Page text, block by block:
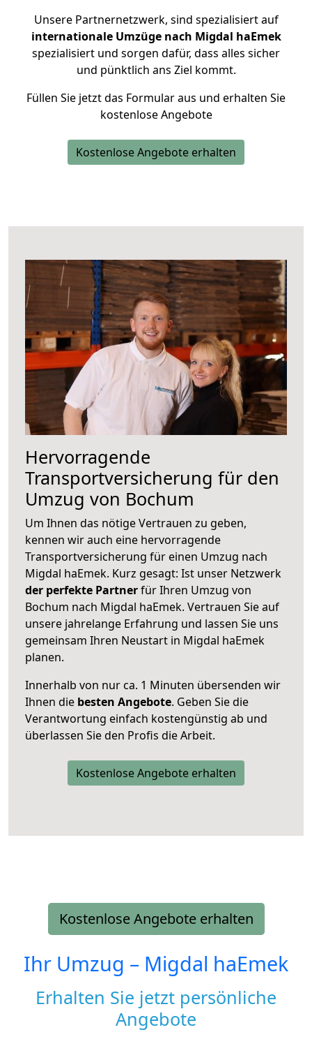
Unsere Partnernetzwerk, sind spezialisiert auf
internationale Umzüge nach Migdal haEmek
spezialisiert und sorgen dafür, dass alles sicher
und pünktlich ans Ziel kommt.
Füllen Sie jetzt das Formular aus und erhalten Sie
kostenlose Angebote
Kostenlose Angebote erhalten
Hervorragende
Transportversicherung für den
Umzug von Bochum
Um Ihnen das nötige Vertrauen zu geben,
kennen wir auch eine hervorragende
Transportversicherung für einen Umzug nach
Migdal haEmek. Kurz gesagt: Ist unser Netzwerk
der perfekte Partnerfür Ihren Umzug von
Bochum nach Migdal haEmek. Vertrauen Sie auf
unsere jahrelange Erfahrung und lassen Sie uns
gemeinsam Ihren Neustart in Migdal haEmek
planen.
Innerhalb von nur ca. 1 Minuten übersenden wir
Ihnen die besten Angebote. Geben Sie die
Verantwortung einfach kostengünstig ab und
überlassen Sie den Profis die Arbeit.
Kostenlose Angebote erhalten
Kostenlose Angebote erhalten
Ihr Umzug – Migdal haEmek
Erhalten Sie jetzt persönliche
Angebote